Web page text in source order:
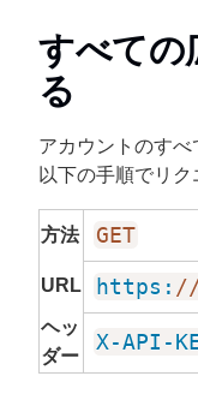
すべての
る
アカウントのすべ
以下の手順でリク
方法 GET
URL https:
ヘッ
ダー
X-API-